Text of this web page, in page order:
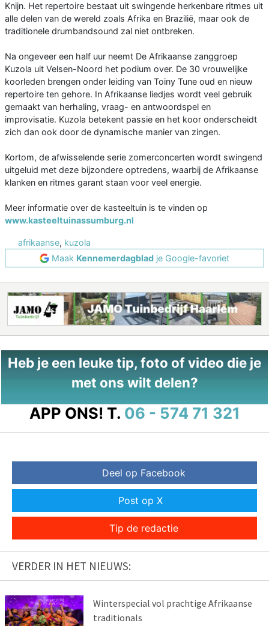
Knijn. Het repertoire bestaat uit swingende herkenbare ritmes uit
alle delen van de wereld zoals Afrika en Brazilië, maar ook de
traditionele drumbandsound zal niet ontbreken.
Na ongeveer een half uur neemt De Afrikaanse zanggroep
Kuzola uit Velsen-Noord het podium over. De 30 vrouwelijke
koorleden brengen onder leiding van Toiny Tune oud en nieuw
repertoire ten gehore. In Afrikaanse liedjes wordt veel gebruik
gemaakt van herhaling, vraag- en antwoordspel en
improvisatie. Kuzola betekent passie en het koor onderscheidt
zich dan ook door de dynamische manier van zingen.
Kortom, de afwisselende serie zomerconcerten wordt swingend
uitgeluid met deze bijzondere optredens, waarbij de Afrikaanse
klanken en ritmes garant staan voor veel energie.
Meer informatie over de kasteeltuin is te vinden op
www.kasteeltuinassumburg.nl
afrikaanse, kuzola
Maak Kennemerdagblad je Google-favoriet
Heb je een leuke tip, foto of video die je
met ons wilt delen?
APP ONS! T. 06 - 574 71 321
Deel op Facebook
Post op X
Tip de redactie
VERDER IN HET NIEUWS:
Winterspecial vol prachtige Afrikaanse
traditionals